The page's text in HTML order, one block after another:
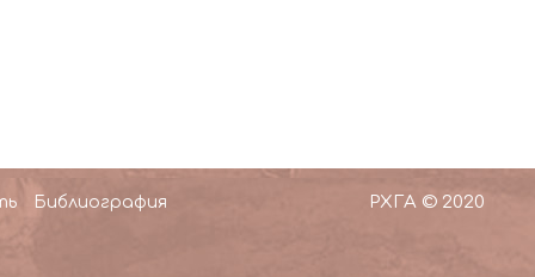
Библиография РХГА © 2020